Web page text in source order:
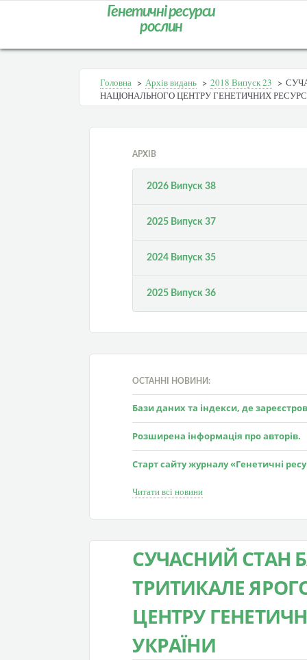
Генетичні ресурси
рослин
Головна > Архів видань > 2018 Випуск 23 >
НАЦІОНАЛЬНОГО ЦЕНТРУ ГЕНЕТИЧНИХ
АРХІВ
2026 Випуск 38
2025 Випуск 37
2024 Випуск 35
2025 Випуск 36
ОСТАННІ НОВИНИ:
Бази даних та індекси, де
Розширена інформація про авторів.
Старт сайту журналу «Генетичні
Читати всі новини
СУЧАСНИЙ СТАН
ТРИТИКАЛЕ
ЦЕНТРУ
УКРАЇНИ